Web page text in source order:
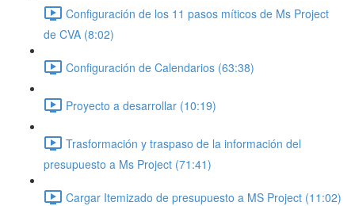
Configuración de los 11 pasos míticos de Ms Project
de CVA (8:02)
Configuración de Calendarios (63:38)
Proyecto a desarrollar (10:19)
Trasformación y traspaso de la información del
presupuesto a Ms Project (71:41)
Cargar Itemizado de presupuesto a MS Project (11:02)